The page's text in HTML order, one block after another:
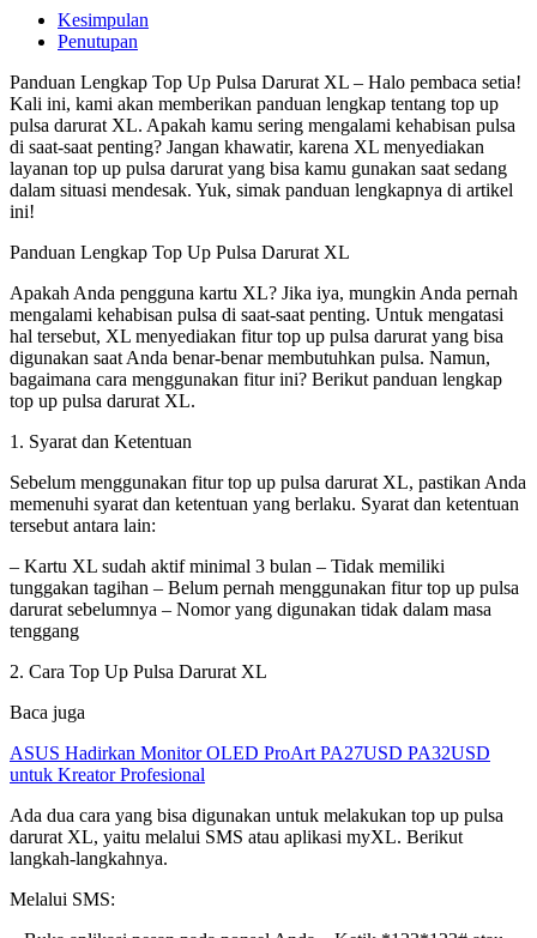
Kesimpulan
Penutupan
Panduan Lengkap Top Up Pulsa Darurat XL – Halo pembaca setia!
Kali ini, kami akan memberikan panduan lengkap tentang top up
pulsa darurat XL. Apakah kamu sering mengalami kehabisan pulsa
di saat-saat penting? Jangan khawatir, karena XL menyediakan
layanan top up pulsa darurat yang bisa kamu gunakan saat sedang
dalam situasi mendesak. Yuk, simak panduan lengkapnya di artikel
ini!
Panduan Lengkap Top Up Pulsa Darurat XL
Apakah Anda pengguna kartu XL? Jika iya, mungkin Anda pernah
mengalami kehabisan pulsa di saat-saat penting. Untuk mengatasi
hal tersebut, XL menyediakan fitur top up pulsa darurat yang bisa
digunakan saat Anda benar-benar membutuhkan pulsa. Namun,
bagaimana cara menggunakan fitur ini? Berikut panduan lengkap
top up pulsa darurat XL.
1. Syarat dan Ketentuan
Sebelum menggunakan fitur top up pulsa darurat XL, pastikan Anda
memenuhi syarat dan ketentuan yang berlaku. Syarat dan ketentuan
tersebut antara lain:
– Kartu XL sudah aktif minimal 3 bulan – Tidak memiliki
tunggakan tagihan – Belum pernah menggunakan fitur top up pulsa
darurat sebelumnya – Nomor yang digunakan tidak dalam masa
tenggang
2. Cara Top Up Pulsa Darurat XL
Baca juga
ASUS Hadirkan Monitor OLED ProArt PA27USD PA32USD
untuk Kreator Profesional
Ada dua cara yang bisa digunakan untuk melakukan top up pulsa
darurat XL, yaitu melalui SMS atau aplikasi myXL. Berikut
langkah-langkahnya.
Melalui SMS: